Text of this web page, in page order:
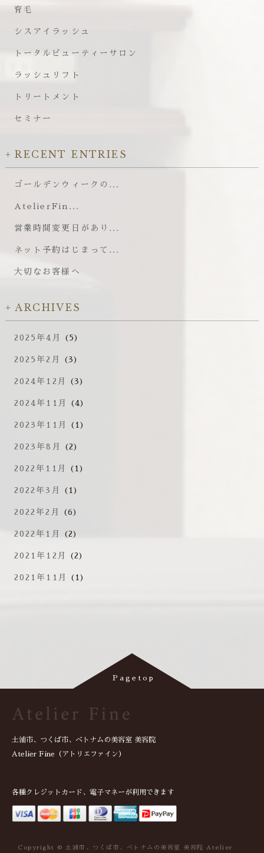
育毛
シスアイラッシュ
トータルビューティーサロン
ラッシュリフト
トリートメント
セミナー
RECENT ENTRIES
ゴールデンウィークの...
AtelierFin...
営業時間変更日があり...
ネット予約はじまって...
大切なお客様へ
ARCHIVES
2025年4月 (5)
2025年2月 (3)
2024年12月 (3)
2024年11月 (4)
2023年11月 (1)
2023年8月 (2)
2022年11月 (1)
2022年3月 (1)
2022年2月 (6)
2022年1月 (2)
2021年12月 (2)
2021年11月 (1)
土浦市、つくば市、ベトナムの美容室 美容院
Atelier Fine（アトリエファイン）
各種クレジットカード、電子マネーが利用できます
Copyright © 土浦市、つくば市、ベトナムの美容室 美容院 Atelier